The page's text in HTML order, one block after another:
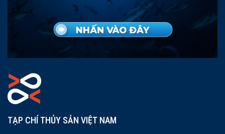
TẠP CHÍ THỦY SẢN VIỆT NAM